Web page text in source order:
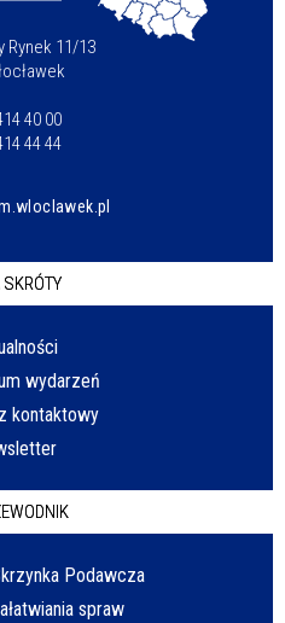
Rynek 11/13
40 00
44 44
SKRÓTY
wydarzeń
kontaktowy
Podawcza
spraw